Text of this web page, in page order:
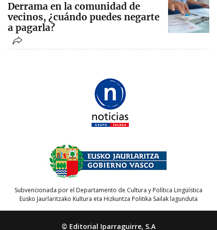
Derrama en la comunidad de
vecinos, ¿cuándo puedes negarte
a pagarla?
Subvencionada por el Departamento de Cultura y Política Lingüística
Eusko Jaurlaritzako Kultura eta Hizkuntza Politika Sailak lagunduta
© Editorial Iparraguirre, S.A